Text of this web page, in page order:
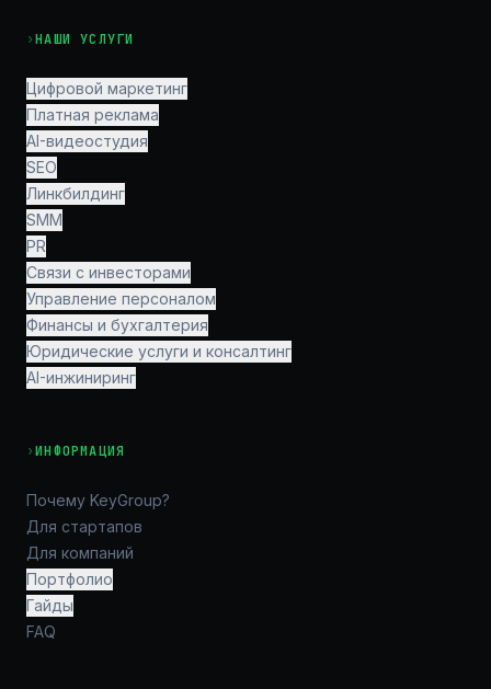
›НАШИ УСЛУГИ
Цифровой маркетинг
Платная реклама
AI-видеостудия
SEO
Линкбилдинг
SMM
PR
Связи с инвесторами
Управление персоналом
Финансы и бухгалтерия
Юридические услуги и консалтинг
AI-инжиниринг
›ИНФОРМАЦИЯ
Почему KeyGroup?
Для стартапов
Для компаний
Портфолио
Гайды
FAQ